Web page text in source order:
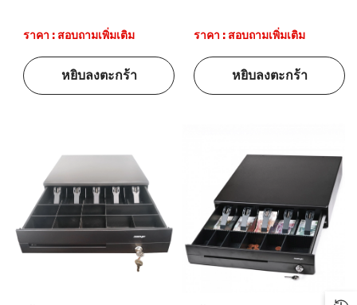
ราคา : สอบถามเพิ่มเติม
หยิบลงตะกร้า
ราคา : สอบถามเพิ่มเติม
หยิบลงตะกร้า